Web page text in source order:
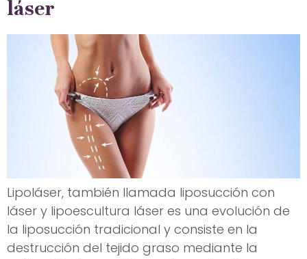
láser
Lipoláser, también llamada liposucción con
láser y lipoescultura láser es una evolución de
la liposucción tradicional y consiste en la
destrucción del tejido graso mediante la